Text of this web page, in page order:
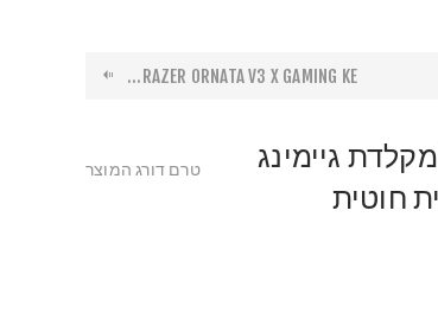
RAZER ORNATA V3 X GAMING KE...
GK61 YELLOW SWITCHES מקלדת גיימינג
טרם דורג המוצר